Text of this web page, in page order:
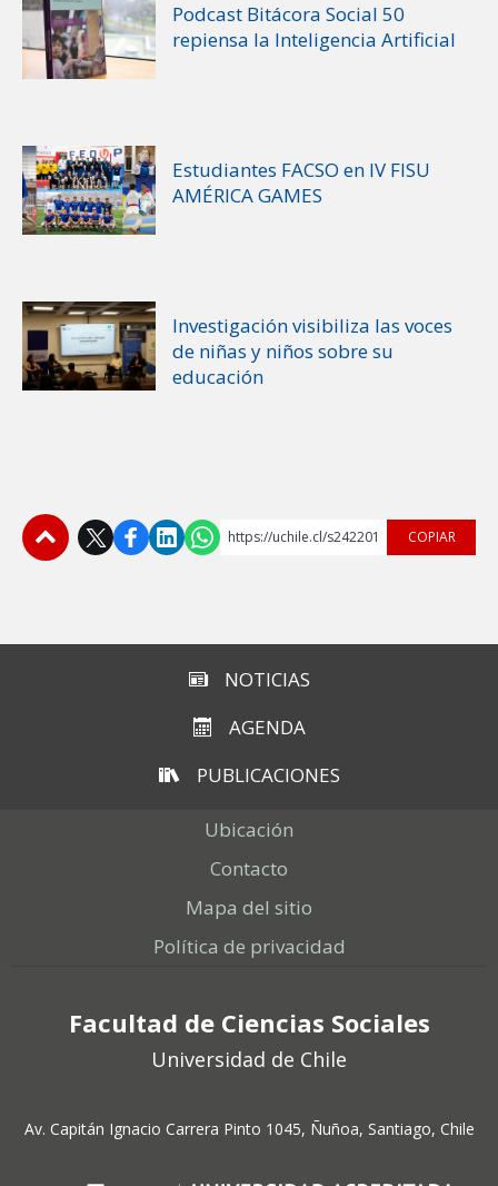
Podcast Bitácora Social 50
repiensa la Inteligencia Artificial
Estudiantes FACSO en IV FISU
AMÉRICA GAMES
Investigación visibiliza las voces
de niñas y niños sobre su
educación
https://uchile.cl/s242201 COPIAR
NOTICIAS
AGENDA
PUBLICACIONES
Ubicación
Contacto
Mapa del sitio
Política de privacidad
Facultad de Ciencias Sociales
Universidad de Chile
Av. Capitán Ignacio Carrera Pinto 1045, Ñuñoa, Santiago, Chile